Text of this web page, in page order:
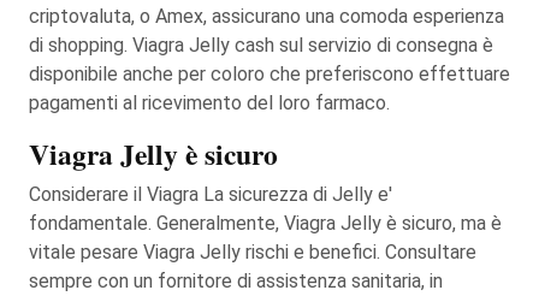
criptovaluta, o Amex, assicurano una comoda esperienza
di shopping. Viagra Jelly cash sul servizio di consegna è
disponibile anche per coloro che preferiscono effettuare
pagamenti al ricevimento del loro farmaco.
Viagra Jelly è sicuro
Considerare il Viagra La sicurezza di Jelly e'
fondamentale. Generalmente, Viagra Jelly è sicuro, ma è
vitale pesare Viagra Jelly rischi e benefici. Consultare
sempre con un fornitore di assistenza sanitaria, in